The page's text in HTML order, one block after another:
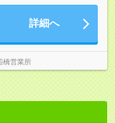
詳細へ
橋営業所